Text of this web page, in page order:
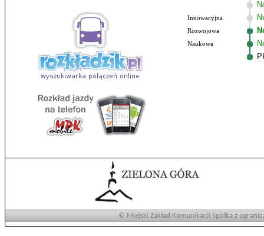
Innowacyjna
Rozwojowa
Naukowa
© Miejski Zakład Komunikacji Spółka z